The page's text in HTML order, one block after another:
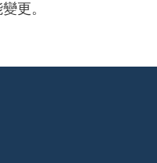
更。